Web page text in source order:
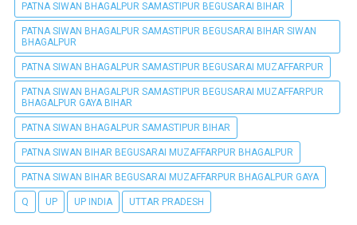
PATNA SIWAN BHAGALPUR SAMASTIPUR BEGUSARAI BIHAR
PATNA SIWAN BHAGALPUR SAMASTIPUR BEGUSARAI BIHAR SIWAN
BHAGALPUR
PATNA SIWAN BHAGALPUR SAMASTIPUR BEGUSARAI MUZAFFARPUR
PATNA SIWAN BHAGALPUR SAMASTIPUR BEGUSARAI MUZAFFARPUR
BHAGALPUR GAYA BIHAR
PATNA SIWAN BHAGALPUR SAMASTIPUR BIHAR
PATNA SIWAN BIHAR BEGUSARAI MUZAFFARPUR BHAGALPUR
PATNA SIWAN BIHAR BEGUSARAI MUZAFFARPUR BHAGALPUR GAYA
Q UP UP INDIA UTTAR PRADESH